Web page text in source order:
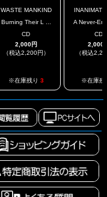
WASTE MANKIND
Burning Their L ...
CD
2,000円
（税込2,200円）
※在庫残り 3
A Never-
CD
2,000
（税込
※在庫残